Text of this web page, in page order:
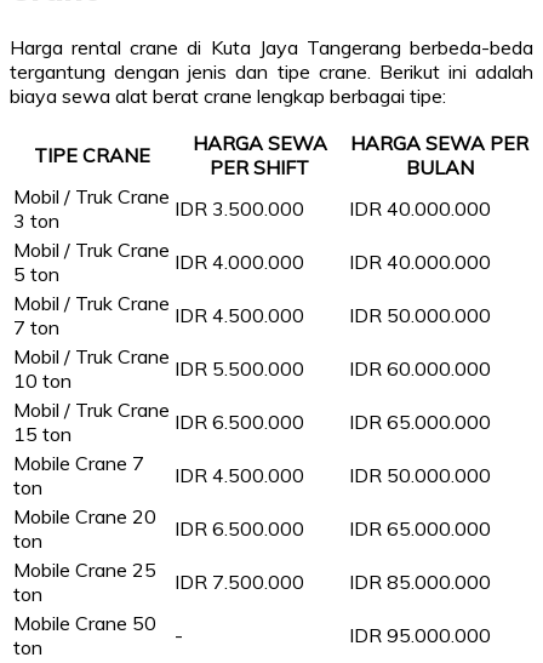
Harga rental crane di Kuta Jaya Tangerang berbeda-beda
tergantung dengan jenis dan tipe crane. Berikut ini adalah
biaya sewa alat berat crane lengkap berbagai tipe:
TIPE CRANE
HARGA SEWA
PER SHIFT
HARGA SEWA PER
BULAN
Mobil / Truk Crane
3 ton
IDR 3.500.000
IDR 40.000.000
Mobil / Truk Crane
5 ton
IDR 4.000.000
IDR 40.000.000
Mobil / Truk Crane
7 ton
IDR 4.500.000
IDR 50.000.000
Mobil / Truk Crane
10 ton
IDR 5.500.000
IDR 60.000.000
Mobil / Truk Crane
15 ton
IDR 6.500.000
IDR 65.000.000
Mobile Crane 7
ton
IDR 4.500.000
IDR 50.000.000
Mobile Crane 20
ton
IDR 6.500.000
IDR 65.000.000
Mobile Crane 25
ton
IDR 7.500.000
IDR 85.000.000
Mobile Crane 50
ton
- IDR 95.000.000